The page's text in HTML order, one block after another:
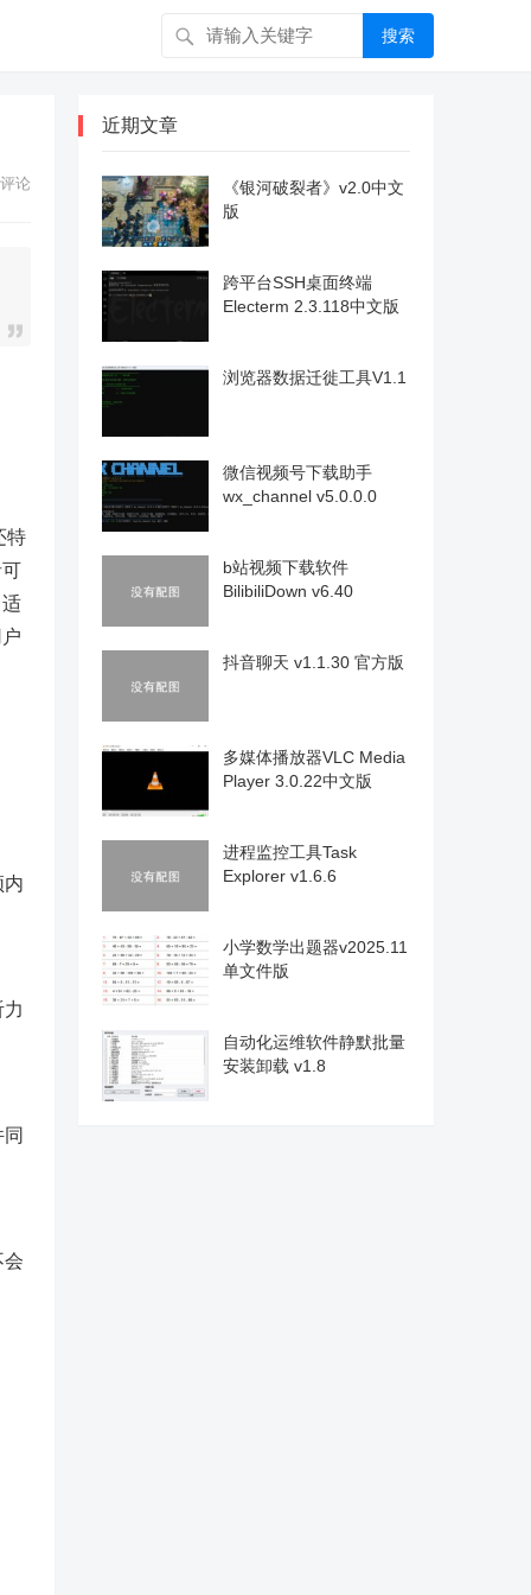
搜索
评论
特
内
会
近期文章
《银河破裂者》v2.0中文
版
跨平台SSH桌面终端
Electerm 2.3.118中文版
浏览器数据迁徙工具V1.1
微信视频号下载助手
wx_channel v5.0.0.0
b站视频下载软件
BilibiliDown v6.40
抖音聊天 v1.1.30 官方版
多媒体播放器VLC Media
Player 3.0.22中文版
进程监控工具Task
Explorer v1.6.6
小学数学出题器v2025.11
单文件版
自动化运维软件静默批量
安装卸载 v1.8